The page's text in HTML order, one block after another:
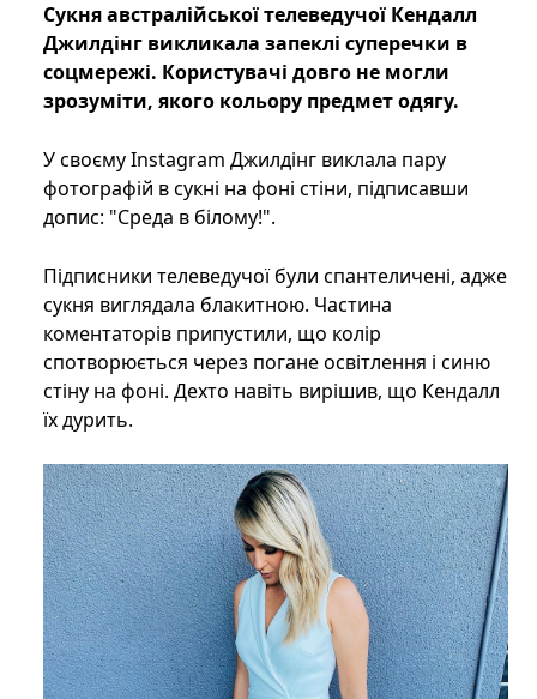
Сукня австралійської телеведучої Кендалл
Джилдінг викликала запеклі суперечки в
соцмережі. Користувачі довго не могли
зрозуміти, якого кольору предмет одягу.
У своєму Instagram Джилдінг виклала пару
фотографій в сукні на фоні стіни, підписавши
допис: "Среда в білому!".
Підписники телеведучої були спантеличені, адже
сукня виглядала блакитною. Частина
коментаторів припустили, що колір
спотворюється через погане освітлення і синю
стіну на фоні. Дехто навіть вирішив, що Кендалл
їх дурить.